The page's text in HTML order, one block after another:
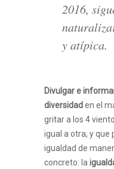
2016,
y atípica.
Divulgar e
diversidaden el
gritar a los 4
igual a otra, y que
igualdad de
concreto: la